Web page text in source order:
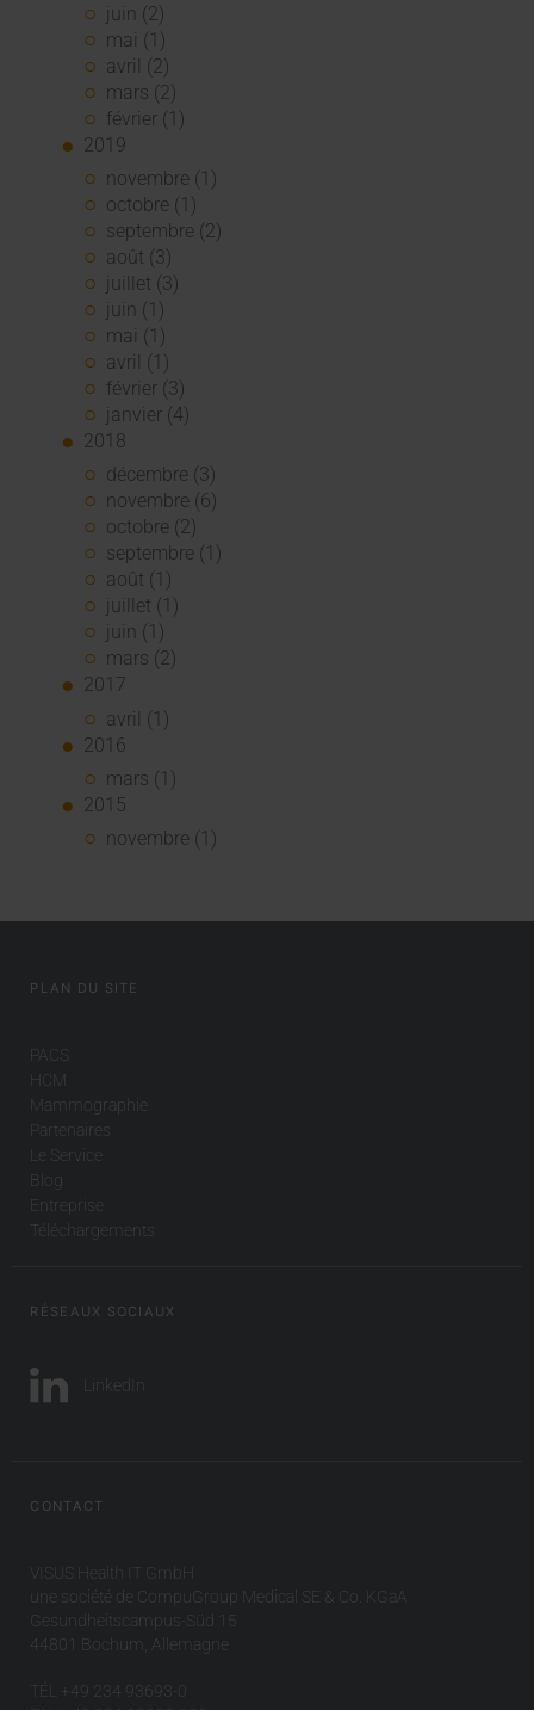
juin (2)
mai (1)
avril (2)
mars (2)
février (1)
2019
novembre (1)
octobre (1)
septembre (2)
août (3)
juillet (3)
juin (1)
mai (1)
avril (1)
février (3)
janvier (4)
2018
décembre (3)
novembre (6)
octobre (2)
septembre (1)
août (1)
juillet (1)
juin (1)
mars (2)
2017
avril (1)
2016
mars (1)
2015
novembre (1)
PLAN DU SITE
PACS
HCM
Mammographie
Partenaires
Le Service
Blog
Entreprise
Téléchargements
RÉSEAUX SOCIAUX
LinkedIn
CONTACT
VISUS Health IT GmbH
une société de CompuGroup Medical SE & Co. KGaA
Gesundheitscampus-Süd 15
44801 Bochum, Allemagne
TÉL +49 234 93693-0